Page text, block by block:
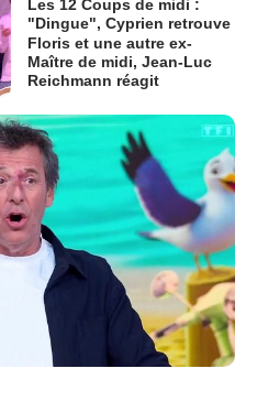
Les 12 Coups de midi :
"Dingue", Cyprien retrouve
Floris et une autre ex-
Maître de midi, Jean-Luc
Reichmann réagit